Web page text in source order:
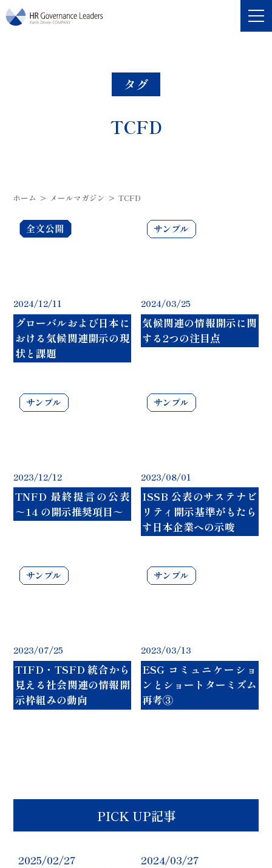
HRガバナンス・リーダーズ
タグ
TCFD
ホーム > メールマガジン > TCFD
2024/12/11
グローバルおよび日本に
おける気候関連開示の現
状と課題
2024/03/25
気候関連の情報開示に関
する2つの注目点
2023/12/12
TNFD 最終提言の公表
～14 の開示推奨項目～
2023/08/01
ISSB 公表のサステナビ
リティ開示基準がもたら
す日本企業への示唆
2023/07/25
TIFD・TSFD 統合から
見える社会関連の情報開
示枠組みの動向
2023/03/13
ESG コミュニケーショ
ンとショートターミズム
再考③
PICK UP記事
2025/02/27 2024/03/27